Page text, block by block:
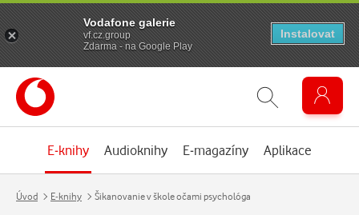
E-knihy Audioknihy E-magazíny Aplikace
Úvod E-knihy Šikanovanie v škole očami psychológa
Vodafone galerie
vf.cz.group
Zdarma - na Google Play
Instalovat